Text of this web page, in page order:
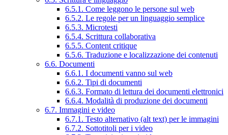
6.5.1. Come leggono le persone sul web
6.5.2. Le regole per un linguaggio semplice
6.5.3. Microtesti
6.5.4. Scrittura collaborativa
6.5.5. Content critique
6.5.6. Traduzione e localizzazione dei contenuti
6.6. Documenti
6.6.1. I documenti vanno sul web
6.6.2. Tipi di documenti
6.6.3. Formato di lettura dei documenti elettronici
6.6.4. Modalità di produzione dei documenti
6.7. Immagini e video
6.7.1. Testo alternativo (alt text) per le immagini
6.7.2. Sottotitoli per i video